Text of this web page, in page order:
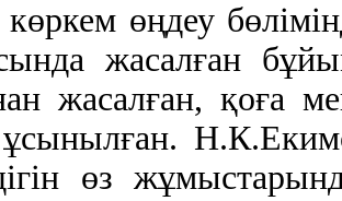
өңдеу
жасалған
жасалған, қоға
ұсынылған.
өз